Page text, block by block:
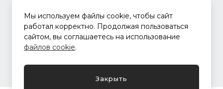
Политика конфиденциальности
Мы используем файлы cookie, чтобы сайт
работал корректно. Продолжая пользоваться
сайтом, вы соглашаетесь на использование
файлов cookie.
Закрыть